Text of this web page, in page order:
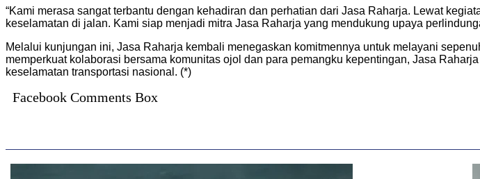
“Kami merasa sangat terbantu dengan kehadiran dan perhatian dari Jasa Raharja. Lewat
keselamatan di jalan. Kami siap menjadi mitra Jasa Raharja yang mendukung upaya
Melalui kunjungan ini, Jasa Raharja kembali menegaskan komitmennya untuk melayani
memperkuat kolaborasi bersama komunitas ojol dan para pemangku kepentingan, Jasa
keselamatan transportasi nasional. (*)
Facebook Comments Box